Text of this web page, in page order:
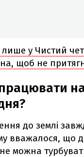
лише у Чистий
щоб не
на
до землі
вважалося, що
не можна